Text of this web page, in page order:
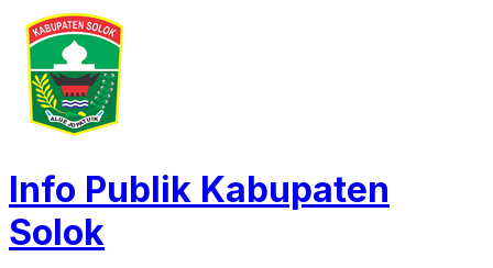
Info Publik Kabupaten
Solok